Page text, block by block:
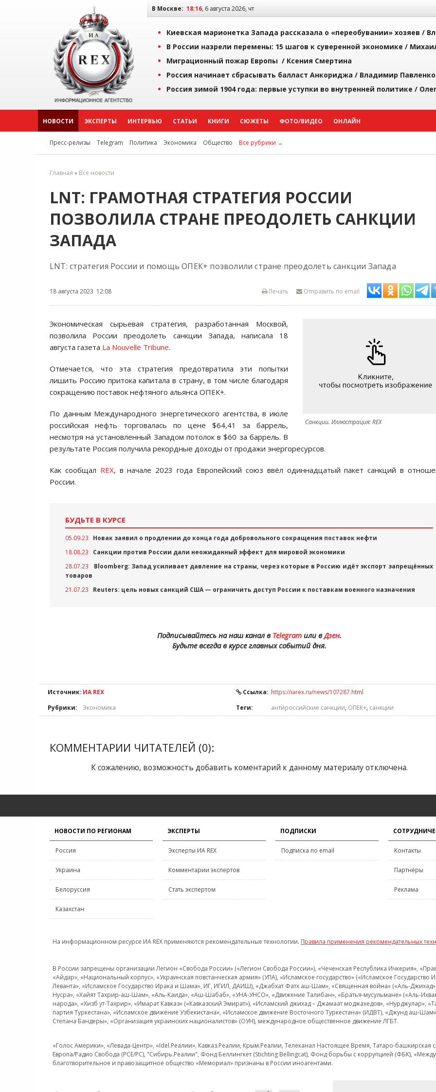
В Москве: 18:16, 6 августа 2026, чт
Киевская марионетка Запада рассказала о «переобувании» хозяев /
В России назрели перемены: 15 шагов к суверенной экономике /
Миграционный пожар Европы / Ксения Смертина
Россия начинает сбрасывать балласт Анкориджа / Владимир Павленко
Россия зимой 1904 года: первые уступки во внутренней политике /
НОВОСТИ ЭКСПЕРТЫ ИНТЕРВЬЮ СТАТЬИ КНИГИ СЮЖЕТЫ ФОТО/ВИДЕО ОНЛАЙН
Пресс-релизы Telegram Политика Экономика Общество Все рубрики →
Главная » Все новости
LNT: ГРАМОТНАЯ СТРАТЕГИЯ РОССИИ
ПОЗВОЛИЛА СТРАНЕ ПРЕОДОЛЕТЬ САНКЦИИ
ЗАПАДА
LNT: стратегия России и помощь ОПЕК+ позволили стране преодолеть санкции Запада
18 августа 2023 12:08 Отправить по email
Печать
Санкции. Иллюстрация: REX
Экономическая сырьевая стратегия, разработанная Москвой,
позволила России преодолеть санкции Запада, написала 18
августа газета La Nouvelle Tribune.
Отмечается, что эта стратегия предотвратила эти попытки
лишить Россию притока капитала в страну, в том числе благодаря
сокращению поставок нефтяного альянса ОПЕК+.
По данным Международного энергетического агентства, в июле
российская нефть торговалась по цене $64,41 за баррель,
несмотря на установленный Западом потолок в $60 за баррель. В
результате Россия получила рекордные доходы от продажи энергоресурсов.
Как сообщал REX, в начале 2023 года Европейский союз ввёл одиннадцатый пакет санкций в
России.
БУДЬТЕ В КУРСЕ
05.09.23
Новак заявил о продлении до конца года добровольного сокращения поставок нефти
18.08.23
Санкции против России дали неожиданный эффект для мировой экономики
28.07.23
Bloomberg: Запад усиливает давление на страны, через которые в Россию идёт экспорт запрещённых
товаров
21.07.23
Reuters: цель новых санкций США — ограничить доступ России к поставкам военного назначения
Подписывайтесь на наш канал в Telegramили вДзен.
Будьте всегда в курсе главных событий дня.
Источник: ИА REX Ссылка: https://iarex.ru/news/107287.html
Рубрики:
Экономика Теги: антироссийские санкции, ОПЕК+, санкции
КОММЕНТАРИИ ЧИТАТЕЛЕЙ (0):
К сожалению, возможность добавить коментарий к данному материалу отключена.
НОВОСТИ ПО РЕГИОНАМ
Россия
Украина
Белоруссия
Казахстан
ЭКСПЕРТЫ
Эксперты ИА REX
Комментарии экспертов
Стать экспертом
ПОДПИСКИ
Подписка по email Контакты
Партнёры
Реклама
На информационном ресурсе ИА REX применяются рекомендательные технологии. Правила применения рекомендательных
В России запрещены организации Легион «Свобода России» («Легион Свобода России»), «Чеченская Республика Ичкерия»,
«Айдар», «Национальный корпус», «Украинская повстанческая армия» (УПА), «Исламское государство» («Исламское
Леванта», «Исламское Государство Ирака и Шама», ИГ, ИГИЛ, ДАИШ), «Джабхат Фатх аш-Шам», «Священная война» («Аль-Джихад»
Нусра», «Хайят Тахрир-аш-Шам», «Аль-Каида», «Аш-Шабаб», «УНА-УНСО», «Движение Талибан», «Братья-мусульмане» («Аль-
народа», «Хизб ут-Тахрир», «Имарат Кавказ» («Кавказский Эмират»), «Исламский джихад – Джамаат моджахедов», «Нурджулар»,
партия Туркестана», «Исламское движение Узбекистана», «Исламское движение Восточного Туркестана» (ИДВТ), «Джунд аш-
Степана Бандеры», «Организация украинских националистов» (ОУН), международное общественное движение ЛГБТ.
«Голос Америки», «Левада-Центр», «Idel.Реалии», Кавказ.Реалии, Крым.Реалии, Телеканал Настоящее Время, Татаро-
Европа/Радио Свобода (PCE/PC), "Сибирь.Реалии", Фонд Беллингкет (Stichting Bellingcat), Фонд борьбы с коррупцией (ФБК),
благотворительное и правозащитное общество «Мемориал» признаны в России иноагентами.